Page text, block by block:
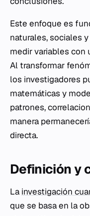
Este enfoque es
naturales, sociales
medir variables con
Al transformar
los investigadores
matemáticas y
patrones,
manera
directa.
Definición y
La investigación
que se basa en la